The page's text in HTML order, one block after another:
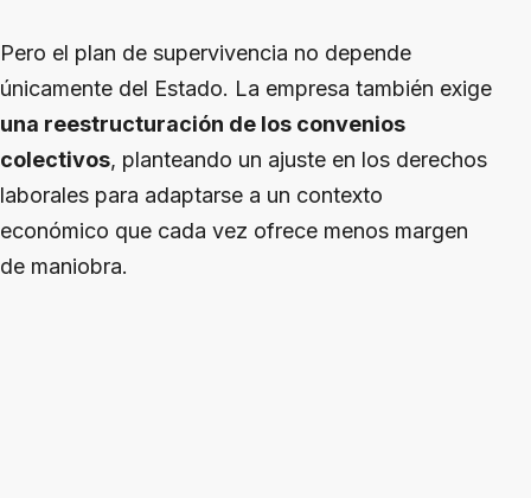
Pero el plan de supervivencia no depende
únicamente del Estado. La empresa también exige
una reestructuración de los convenios
colectivos, planteando un ajuste en los derechos
laborales para adaptarse a un contexto
económico que cada vez ofrece menos margen
de maniobra.